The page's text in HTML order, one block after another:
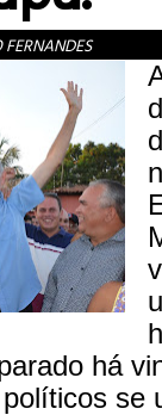
FERNANDES
há
se